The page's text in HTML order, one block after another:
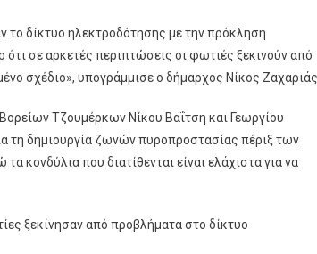
το δίκτυο ηλεκτροδότησης με την πρόκληση
σε αρκετές περιπτώσεις οι φωτιές ξεκινούν από
σχέδιο», υπογράμμισε ο δήμαρχος Νίκος
Τζουμέρκων Νίκου Βαΐτση και Γεωργίου
τη δημιουργία ζωνών πυροπροστασίας πέριξ των
κονδύλια που διατίθενται είναι ελάχιστα για να
ξεκίνησαν από προβλήματα στο δίκτυο